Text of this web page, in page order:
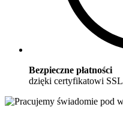
Bezpieczne płatności
dzięki certyfikatowi SSL